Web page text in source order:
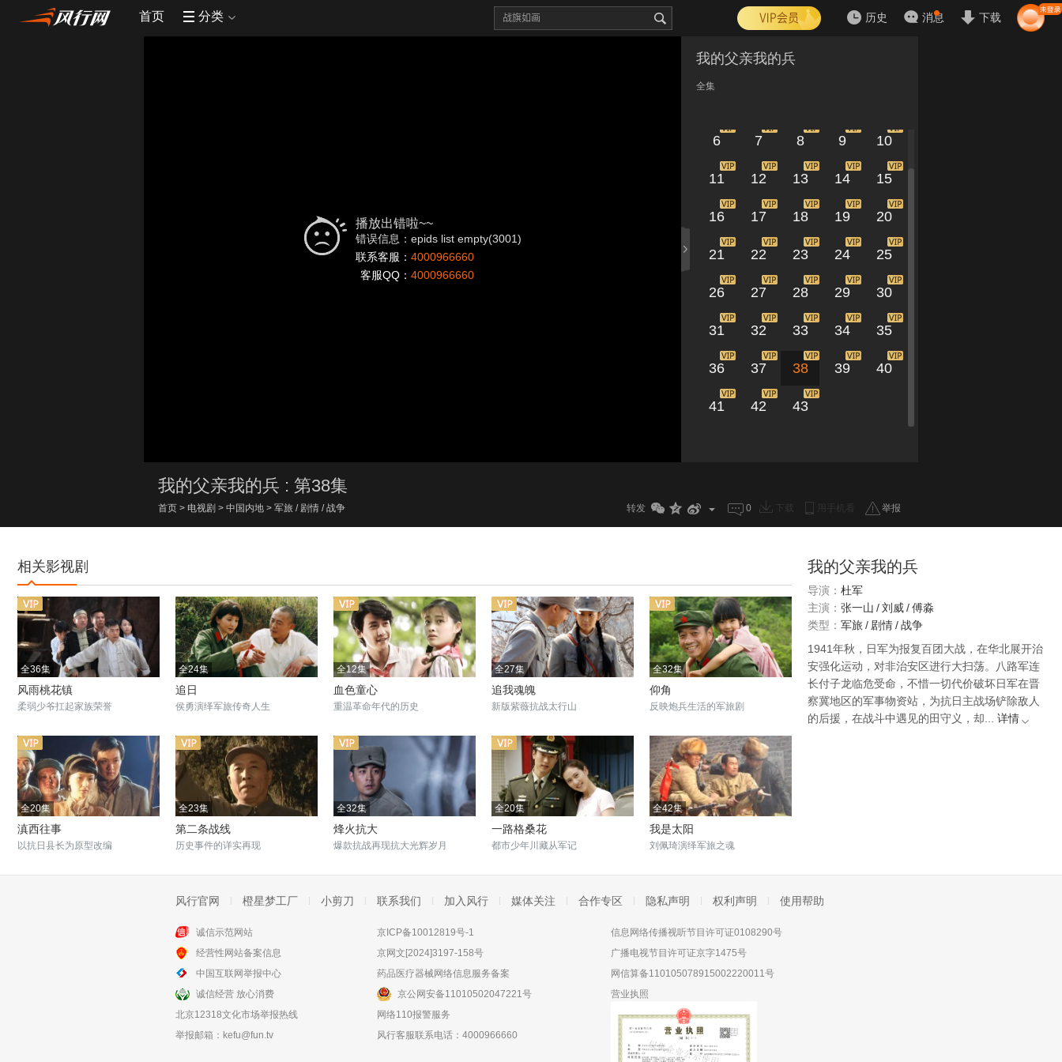
首页 分类 历史 消息 下载
播放出错啦~~
错误信息：epids list empty(3001)
联系客服： 4000966660
客服QQ： 4000966660
我的父亲我的兵
全集
6 7 8 9 10
11 12 13 14 15
16 17 18 19 20
21 22 23 24 25
26 27 28 29 30
31 32 33 34 35
36 37 38 39 40
41 42 43
我的父亲我的兵 : 第38集
首页 > 电视剧 > 中国内地 > 军旅 / 剧情 / 战争 转发 0 举报
相关影视剧
全36集
风雨桃花镇
柔弱少爷扛起家族荣誉
全24集
追日
侯勇演绎军旅传奇人生
全12集
血色童心
重温革命年代的历史
全27集
追我魂魄
新版紫薇抗战太行山
全32集
仰角
反映炮兵生活的军旅剧
全20集
滇西往事
以抗日县长为原型改编
全23集
第二条战线
历史事件的详实再现
全32集
烽火抗大
爆款抗战再现抗大光辉岁月
全20集
一路格桑花
都市少年川藏从军记
全42集
我是太阳
刘佩琦演绎军旅之魂
全33集
川流
我的父亲我的兵
导演： 杜军
主演： 张一山 /刘威/傅淼
类型： 军旅 / 剧情/战争
1941年秋，日军为报复百团大战，在华北展开治
安强化运动，对非治安区进行大扫荡。八路军连
长付子龙临危受命，不惜一切代价破坏日军在晋
察冀地区的军事物资站，为抗日主战场铲除敌人
的后援，在战斗中遇见的田守义，却...
详情
风行官网 橙星梦工厂 小剪刀 联系我们 加入风行 媒体关注 合作专区 隐私声明 权利声明 使用帮助
诚信示范网站
经营性网站备案信息
中国互联网举报中心
诚信经营 放心消费
北京12318文化市场举报热线
举报邮箱： kefu@fun.tv
京ICP备10012819号-1
京网文[2024]3197-158号
药品医疗器械网络信息服务备案
京公网安备11010502047221号
网络110报警服务
风行客服联系电话：4000966660
信息网络传播视听节目许可证0108290号
广播电视节目许可证京字1475号
网信算备110105078915002220011号
营业执照